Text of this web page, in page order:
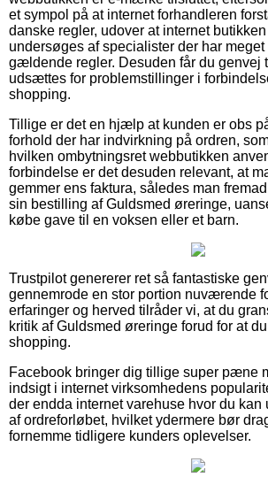
et sympol på at internet forhandleren
danske regler, udover at internet
undersøges af specialister der har
gældende regler. Desuden får du genvej
udsættes for problemstillinger i
shopping.
Tillige er det en hjælp at kunden er obs
forhold der har indvirkning på ordren,
hvilken ombytningsret webbutikken
forbindelse er det desuden relevant, at
gemmer ens faktura, således man
sin bestilling af Guldsmed øreringe,
købe gave til en voksen eller et barn.
Trustpilot genererer ret så fantastiske
gennemrode en stor portion nuværende
erfaringer og herved tilråder vi, at du
kritik af Guldsmed øreringe forud for at
shopping.
Facebook bringer dig tillige super pæne
indsigt i internet virksomhedens
der endda internet varehuse hvor du kan
af ordreforløbet, hvilket ydermere bør
fornemme tidligere kunders oplevelser.